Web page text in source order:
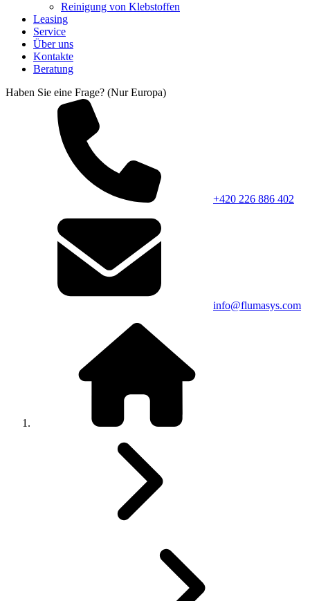
Reinigung von Klebstoffen
Leasing
Service
Über uns
Kontakte
Beratung
Haben Sie eine Frage? (Nur Europa)
+420 226 886 402
info@flumasys.com